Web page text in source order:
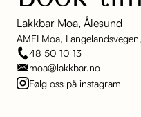
Lakkbar Moa, Ålesund
AMFI Moa,
48 50 10 13
moa@lakkbar.no
Følg oss på instagram